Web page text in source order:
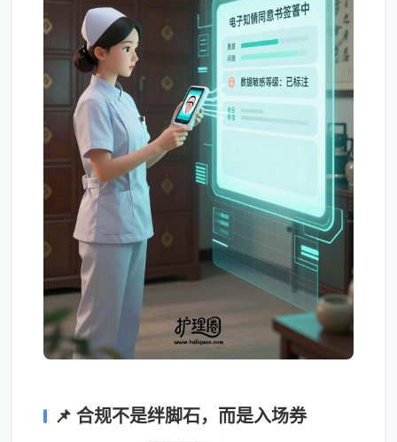
📌 合规不是绊脚石，而是入场券